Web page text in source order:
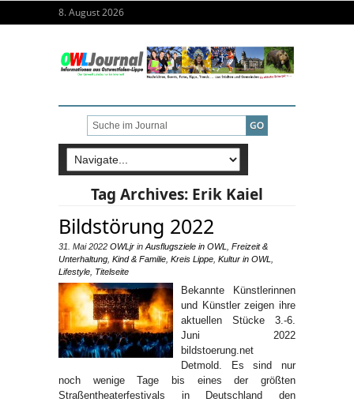
8. August 2026
Tag Archives: Erik Kaiel
Bildstörung 2022
31. Mai 2022 OWLjr in Ausflugsziele in OWL
Freizeit &
Unterhaltung Kind & Familie Kreis Lippe Kultur in OWL
Lifestyle Titelseite
Bekannte Künstlerinnen
und Künstler zeigen ihre
aktuellen Stücke 3.-6.
Juni 2022
bildstoerung.net
Detmold. Es sind nur
noch wenige Tage bis eines der größten
Straßentheaterfestivals in Deutschland den